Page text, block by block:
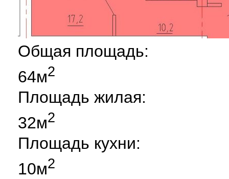
Общая площадь:
64м2
Площадь жилая:
32м2
Площадь кухни:
10м2